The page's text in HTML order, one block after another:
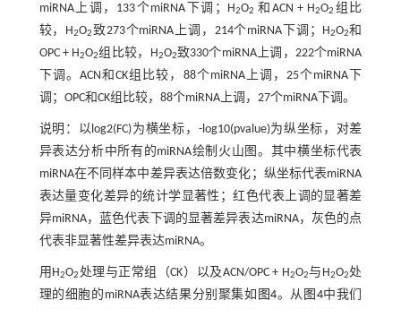
miRNA上调，133个miRNA下调；H2O2 和ACN + H2O2 组比
较，H2O2致273个miRNA上调，214个miRNA下调；H2O2和
OPC + H2O2组比较，H2O2致330个miRNA上调，222个miRNA
下调。ACN和CK组比较，88个miRNA上调，25个miRNA下
调；OPC和CK组比较，88个miRNA上调，27个miRNA下调。
说明：以log2(FC)为横坐标，-log10(pvalue)为纵坐标，对差
异表达分析中所有的miRNA绘制火山图。其中横坐标代表
miRNA在不同样本中差异表达倍数变化；纵坐标代表miRNA
表达量变化差异的统计学显著性；红色代表上调的显著差
异miRNA，蓝色代表下调的显著差异表达miRNA，灰色的点
代表非显著性差异表达miRNA。
用H2O2 处理与正常组（CK）以及ACN/OPC + H2O2与H2O2处
理的细胞的miRNA表达结果分别聚集如 图4。从 图4中我们